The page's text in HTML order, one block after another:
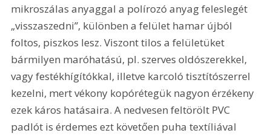
mikroszálas anyaggal a polírozó anyag feleslegét
„visszaszedni”, különben a felület hamar újból
foltos, piszkos lesz. Viszont tilos a felületüket
bármilyen maróhatású, pl. szerves oldószerekkel,
vagy festékhígítókkal, illetve karcoló tisztítószerrel
kezelni, mert vékony kopórétegük nagyon érzékeny
ezek káros hatásaira. A nedvesen feltörölt PVC
padlót is érdemes ezt követően puha textíliával